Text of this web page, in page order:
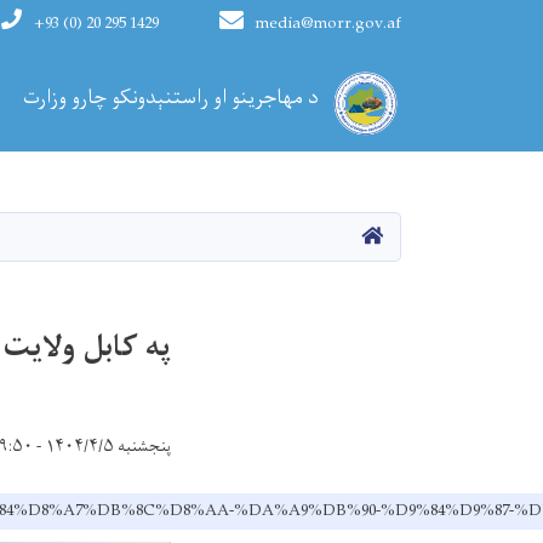
د مهاجرینو او راستنېدونکو چارو وزارت
media@morr.gov.af
+93 (0) 20 295 1429
Main navigation
کورپاڼه
په کابل ولایت کې له ۲۸
پنجشنبه ۱۴۰۴/۴/۵ - ۹:۵۰
%DA%A9%DB%90-%D9%84%D9%87-